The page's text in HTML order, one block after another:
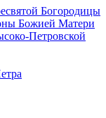
Богородицы
Божией Матери
Петровской